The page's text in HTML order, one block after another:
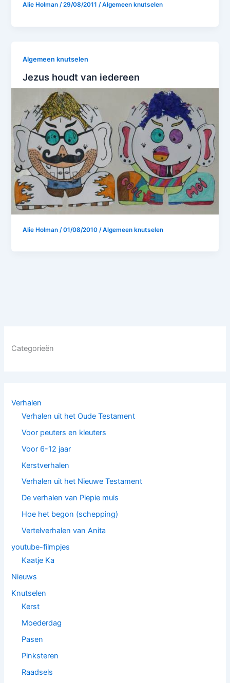
Categorieën
Verhalen
Verhalen uit het Oude Testament
Voor peuters en kleuters
Voor 6-12 jaar
Kerstverhalen
Verhalen uit het Nieuwe Testament
De verhalen van Piepie muis
Hoe het begon (schepping)
Vertelverhalen van Anita
youtube-filmpjes
Kaatje Ka
Nieuws
Knutselen
Kerst
Moederdag
Pasen
Pinksteren
Raadsels
Alie Holman/29/08/2011/Algemeen knutselen
Algemeen knutselen
Jezus houdt van iedereen
Alie Holman /01/08/2010 /Algemeen knutselen